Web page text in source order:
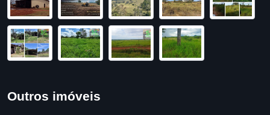
Outros imóveis